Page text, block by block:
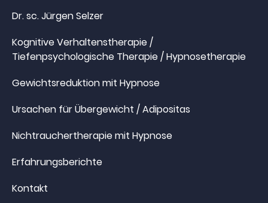
Dr. sc. Jürgen Selzer
Kognitive Verhaltenstherapie /
Tiefenpsychologische Therapie / Hypnosetherapie
Gewichtsreduktion mit Hypnose
Ursachen für Übergewicht / Adipositas
Nichtrauchertherapie mit Hypnose
Erfahrungsberichte
Kontakt